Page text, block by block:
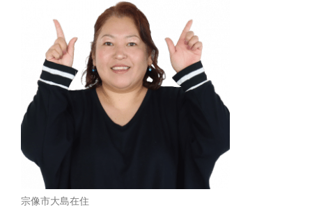
宗像市大島在住